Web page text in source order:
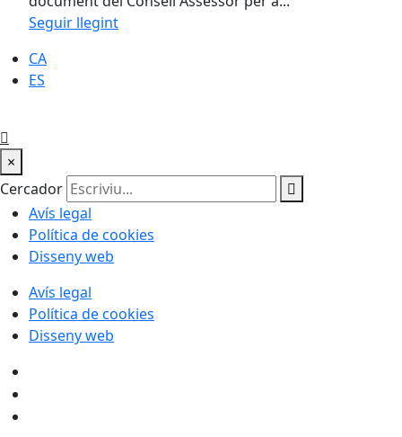
Seguir llegint
CA
ES
×
Cercador
Avís legal
Política de cookies
Disseny web
Avís legal
Política de cookies
Disseny web